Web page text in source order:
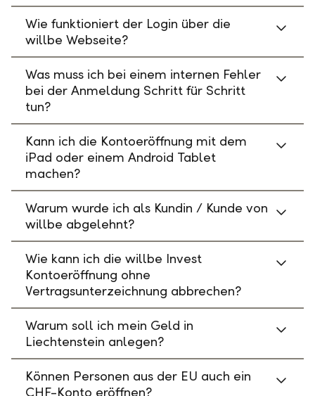
Wie funktioniert der Login über die
willbe Webseite?
Was muss ich bei einem internen Fehler
bei der Anmeldung Schritt für Schritt
tun?
Kann ich die Kontoeröffnung mit dem
iPad oder einem Android Tablet
machen?
Warum wurde ich als Kundin / Kunde von
willbe abgelehnt?
Wie kann ich die willbe Invest
Kontoeröffnung ohne
Vertragsunterzeichnung abbrechen?
Warum soll ich mein Geld in
Liechtenstein anlegen?
Können Personen aus der EU auch ein
CHF-Konto eröffnen?